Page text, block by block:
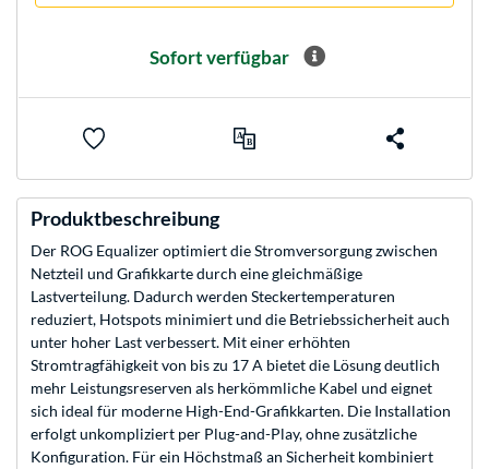
Sofort verfügbar
Produktbeschreibung
Der ROG Equalizer optimiert die Stromversorgung zwischen
Netzteil und Grafikkarte durch eine gleichmäßige
Lastverteilung. Dadurch werden Steckertemperaturen
reduziert, Hotspots minimiert und die Betriebssicherheit auch
unter hoher Last verbessert. Mit einer erhöhten
Stromtragfähigkeit von bis zu 17 A bietet die Lösung deutlich
mehr Leistungsreserven als herkömmliche Kabel und eignet
sich ideal für moderne High-End-Grafikkarten. Die Installation
erfolgt unkompliziert per Plug-and-Play, ohne zusätzliche
Konfiguration. Für ein Höchstmaß an Sicherheit kombiniert